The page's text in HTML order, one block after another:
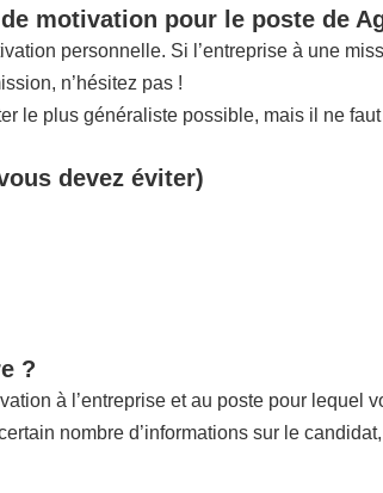
motivation pour le poste de
personnelle. Si l’entreprise à une
n’hésitez pas !
le plus généraliste possible, mais il ne
devez éviter)
?
à l’entreprise et au poste pour lequel
nombre d’informations sur le